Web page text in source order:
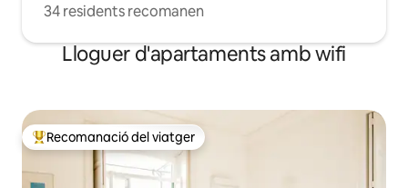
34 residents recomanen
Lloguer d'apartaments amb wifi
Principals recomanacions dels viatgers
Recomanació del viatger